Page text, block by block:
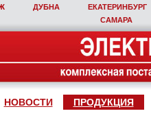
ДУБНА ЕКАТЕРИНБУРГ
САМАРА
НОВОСТИ ПРОДУКЦИЯ